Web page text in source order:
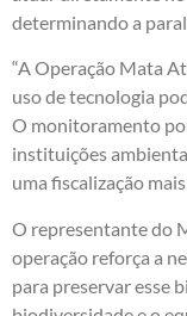
determinando a
“A Operação Mata
uso de tecnologia
O monitoramento
instituições
uma fiscalização
O representante do
operação reforça a
para preservar esse